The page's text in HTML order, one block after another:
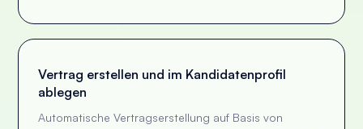
Vertrag erstellen und im Kandidatenprofil
ablegen
Automatische Vertragserstellung auf Basis von